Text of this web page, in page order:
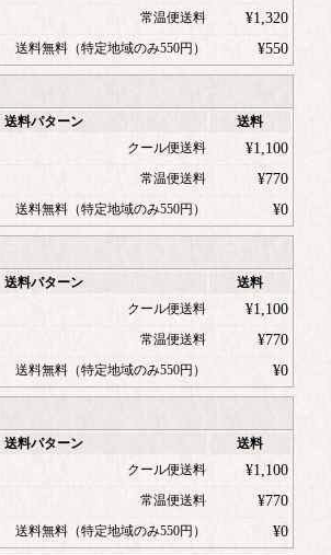
常温便送料 ¥1,320
送料無料（特定地域のみ550円） ¥550
送料パターン
送料
クール便送料
¥1,100
常温便送料 ¥770
送料無料（特定地域のみ550円） ¥0
送料パターン
送料
クール便送料
¥1,100
常温便送料 ¥770
送料無料（特定地域のみ550円） ¥0
送料パターン
送料
クール便送料
¥1,100
常温便送料 ¥770
送料無料（特定地域のみ550円） ¥0